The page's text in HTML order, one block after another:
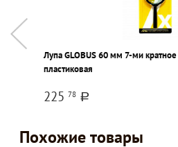
Лупа GLOBUS 60 мм 7-ми
пластиковая
225 78 a
Похожие товары